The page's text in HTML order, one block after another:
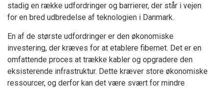
stadig en række udfordringer og barrierer, der står i vejen
for en bred udbredelse af teknologien i Danmark.
En af de største udfordringer er den økonomiske
investering, der kræves for at etablere fibernet. Det er en
omfattende proces at trække kabler og opgradere den
eksisterende infrastruktur. Dette kræver store økonomiske
ressourcer, og derfor kan det være svært for mindre